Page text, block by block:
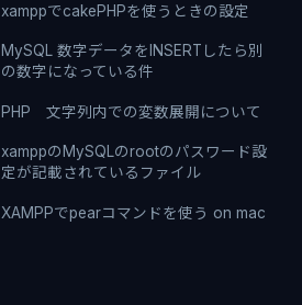
xamppでcakePHPを使うときの設定
MySQL 数字データをINSERTしたら別
の数字になっている件
PHP 文字列内での変数展開について
xamppのMySQLのrootのパスワード設
定が記載されているファイル
XAMPPでpearコマンドを使う on mac